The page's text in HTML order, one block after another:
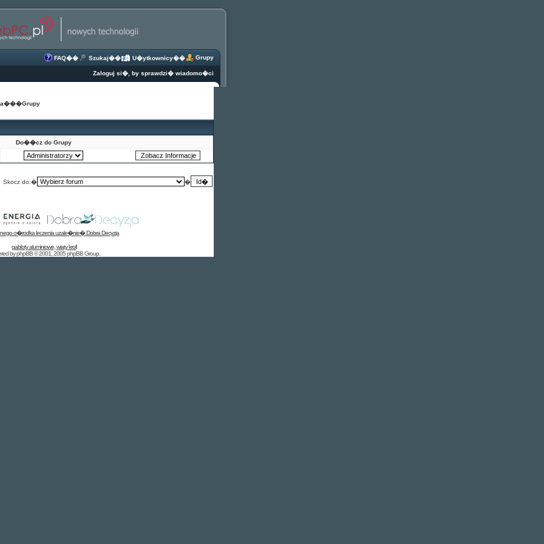
FAQ�� Szukaj�� U�ytkownicy�� Grupy
Zaloguj si�, by sprawdzi� wiadomo�ci
���Grupy
Do��cz do Grupy
Skocz do:� �
o�rodka leczenia uzale�nie� Dobra Decyzja
gabloty aluminiowe, wiaty kroll
byphpBB© 2001, 2005 phpBB Group.